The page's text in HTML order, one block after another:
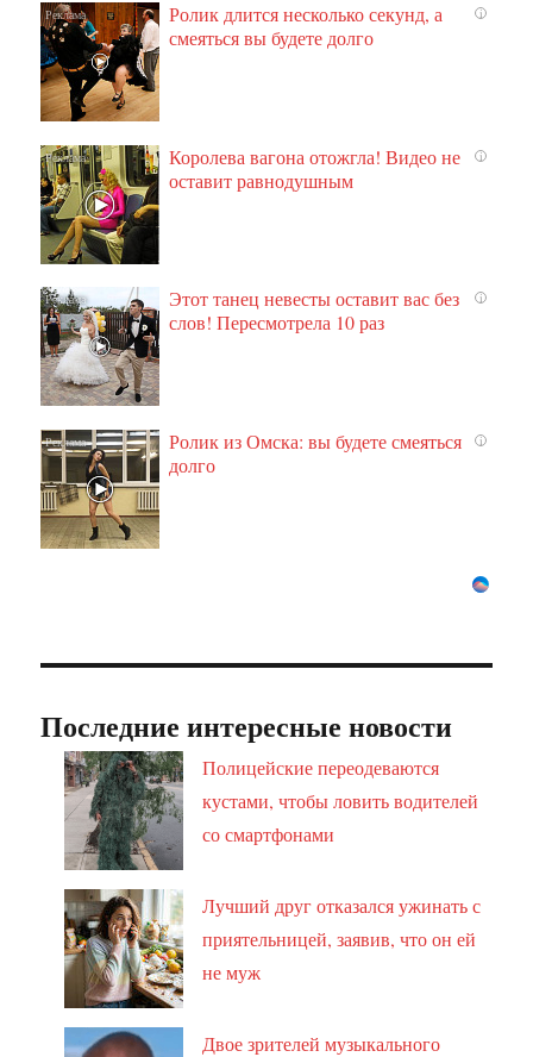
i
Ролик длится несколько секунд, а
смеяться вы будете долго
i
Королева вагона отожгла! Видео не
оставит равнодушным
i
Этот танец невесты оставит вас без
слов! Пересмотрела 10 раз
i
Ролик из Омска: вы будете смеяться
долго
Последние интересные новости
Полицейские переодеваются
кустами, чтобы ловить водителей
со смартфонами
Лучший друг отказался ужинать с
приятельницей, заявив, что он ей
не муж
Двое зрителей музыкального